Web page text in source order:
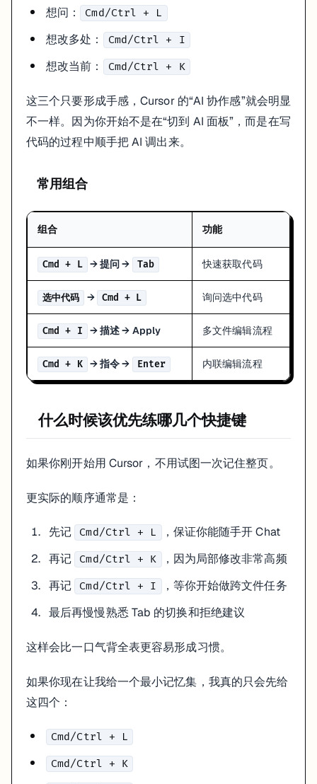
想问： Cmd/Ctrl + L
想改多处： Cmd/Ctrl + I
想改当前： Cmd/Ctrl + K
这三个只要形成手感，Cursor 的“AI 协作感”就会明显
不一样。因为你开始不是在“切到 AI 面板”，而是在写
代码的过程中顺手把 AI 调出来。
常用组合
组合 功能
Cmd + L → 提问 → Tab 快速获取代码
选中代码 → Cmd + L 询问选中代码
Cmd + I → 描述 → Apply 多文件编辑流程
Cmd + K → 指令 → Enter 内联编辑流程
什么时候该优先练哪几个快捷键
如果你刚开始用 Cursor，不用试图一次记住整页。
更实际的顺序通常是：
先记 Cmd/Ctrl + L
，保证你能随手开 Chat
再记
Cmd/Ctrl + K
，因为局部修改非常高频
再记
Cmd/Ctrl + I
，等你开始做跨文件任务
最后再慢慢熟悉 Tab 的切换和拒绝建议
这样会比一口气背全表更容易形成习惯。
如果你现在让我给一个最小记忆集，我真的只会先给
这四个：
Cmd/Ctrl + L
Cmd/Ctrl + K